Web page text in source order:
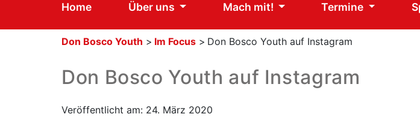
Home Über uns Mach mit! Termine
Don Bosco Youth > Im Focus > Don Bosco Youth auf Instagram
Don Bosco Youth auf Instagram
Veröffentlicht am: 24. März 2020